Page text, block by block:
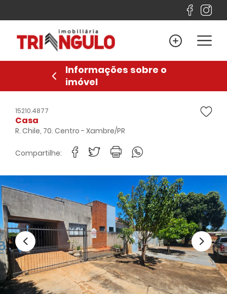
Home
Venda
Locação
Lançamentos
Sobre
Financiamento
Favoritos
Anuncie
Informações sobre o
imóvel
15210.4877
Casa
R. Chile, 70. Centro - Xambre/PR
Compartilhe: